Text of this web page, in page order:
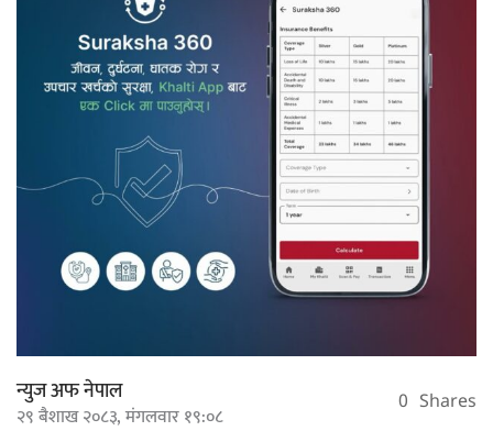
न्युज अफ नेपाल
२९ बैशाख २०८३, मंगलवार १९:०८ 0 Shares